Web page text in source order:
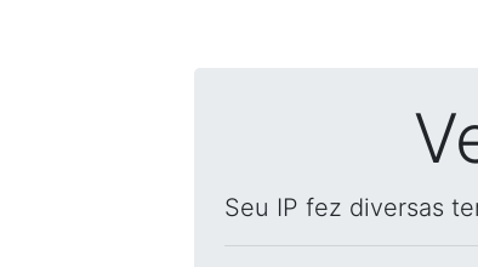
Seu IP fez diversas